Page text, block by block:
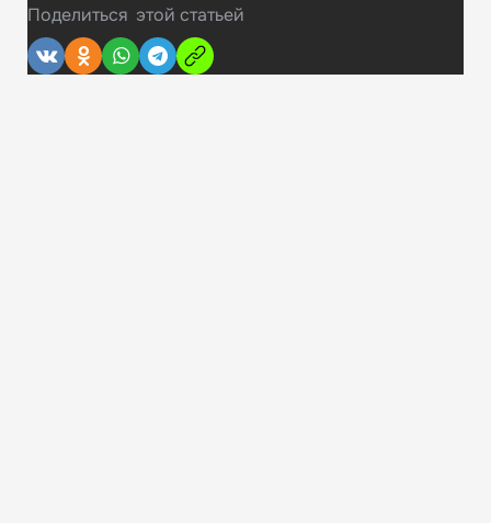
Поделиться этой статьей